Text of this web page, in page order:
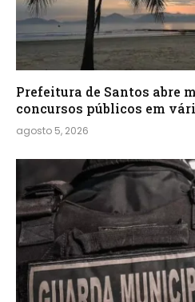
Prefeitura de Santos abre
concursos públicos em
agosto 5, 2026